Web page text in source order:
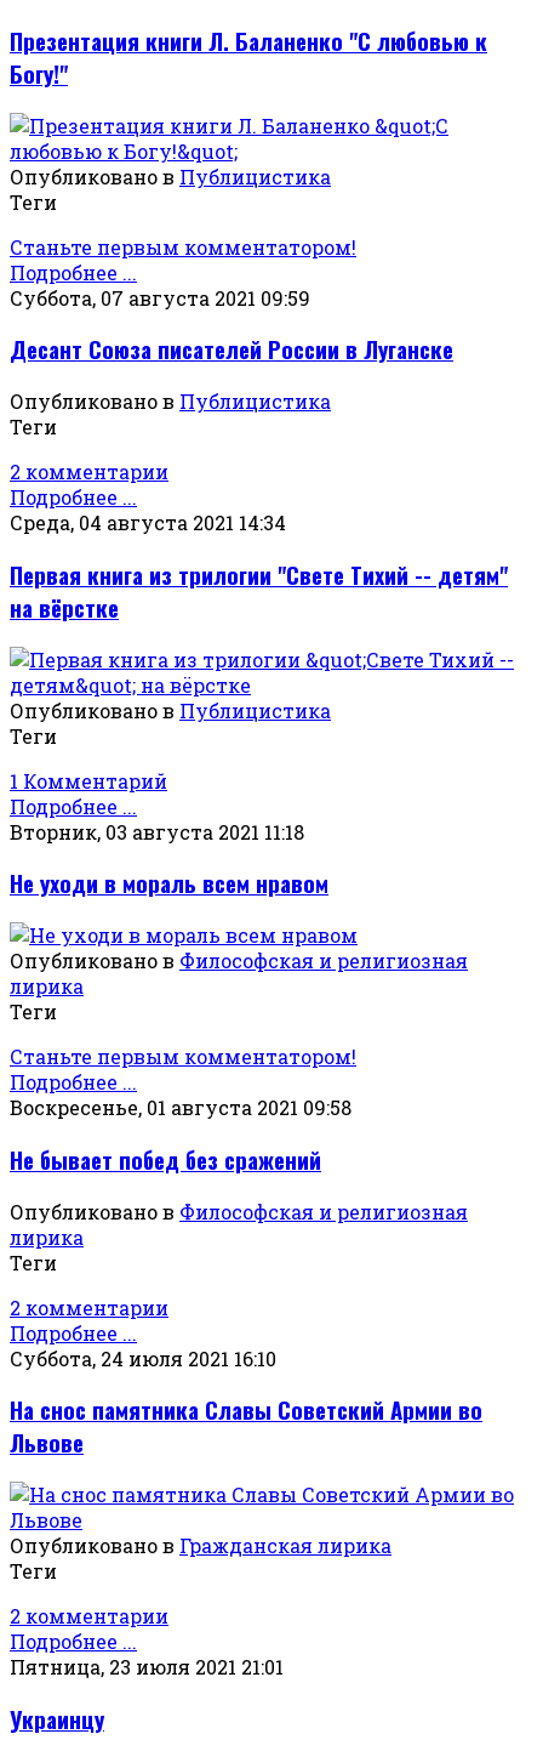
Презентация книги Л. Баланенко "С любовью к
Богу!"
Опубликовано в Публицистика
Теги
Станьте первым комментатором!
Подробнее ...
Суббота, 07 августа 2021 09:59
Десант Союза писателей России в Луганске
Опубликовано в Публицистика
Теги
2 комментарии
Подробнее ...
Среда, 04 августа 2021 14:34
Первая книга из трилогии "Свете Тихий -- детям"
на вёрстке
Опубликовано в Публицистика
Теги
1 Комментарий
Подробнее ...
Вторник, 03 августа 2021 11:18
Не уходи в мораль всем нравом
Опубликовано в Философская и религиозная
лирика
Теги
Станьте первым комментатором!
Подробнее ...
Воскресенье, 01 августа 2021 09:58
Не бывает побед без сражений
Опубликовано в Философская и религиозная
лирика
Теги
2 комментарии
Подробнее ...
Суббота, 24 июля 2021 16:10
На снос памятника Славы Советский Армии во
Львове
Опубликовано в Гражданская лирика
Теги
2 комментарии
Подробнее ...
Пятница, 23 июля 2021 21:01
Украинцу